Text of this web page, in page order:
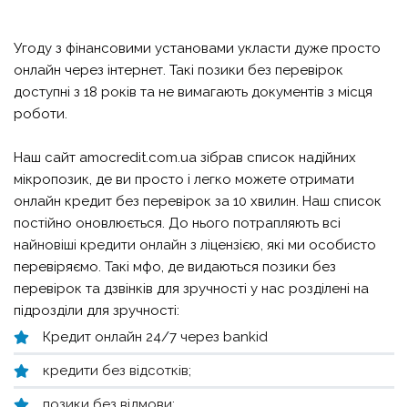
Угоду з фінансовими установами укласти дуже просто
онлайн через інтернет. Такі позики без перевірок
доступні з 18 років та не вимагають документів з місця
роботи.
Наш сайт amocredit.com.ua зібрав список надійних
мікропозик, де ви просто і легко можете отримати
онлайн кредит без перевірок за 10 хвилин. Наш список
постійно оновлюється. До нього потрапляють всі
найновіші кредити онлайн з ліцензією, які ми особисто
перевіряємо. Такі мфо, де видаються позики без
перевірок та дзвінків для зручності у нас розділені на
підрозділи для зручності:
Кредит онлайн 24/7 через bankid
кредити без відсотків;